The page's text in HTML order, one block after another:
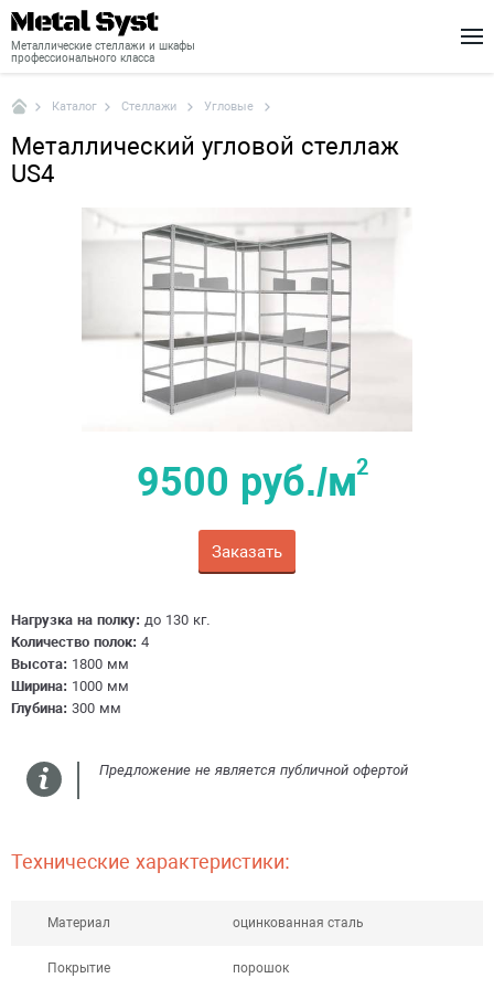
Металлические стеллажи и шкафы
профессионального класса
Каталог
Шкафы
Доставка
+7 (495) 646-04-78
Получить консультацию
Каталог Стеллажи Угловые
Металлический угловой стеллаж
US4
9500 руб./м2
Заказать
Нагрузка на полку: до 130 кг.
Количество полок: 4
Высота: 1800 мм
Ширина: 1000 мм
Глубина: 300 мм
Предложение не является публичной офертой
Технические характеристики:
Материал оцинкованная сталь
Покрытие порошок